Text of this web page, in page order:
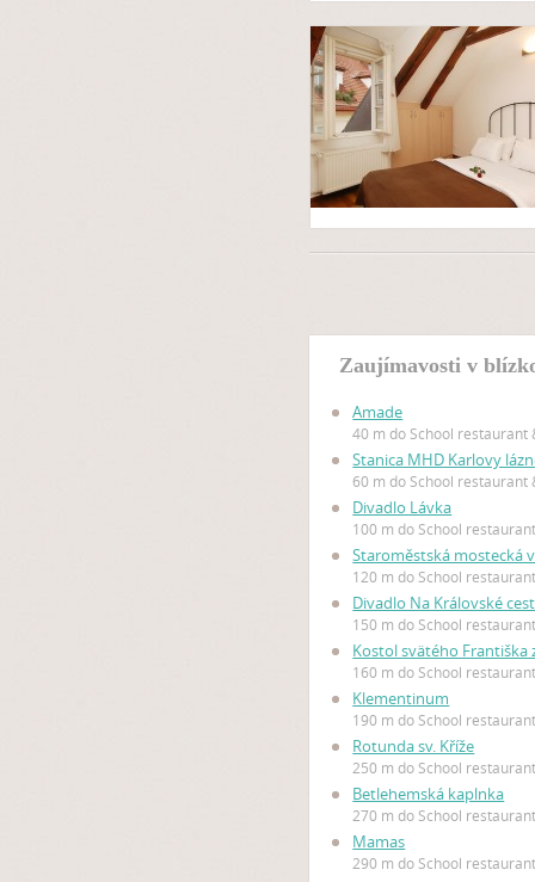
Zaujímavosti v
Amade
40 m do School restaurant
Stanica MHD Karlovy
60 m do School restaurant
Divadlo Lávka
100 m do School
Staroměstská mostecká
120 m do School
Divadlo Na Královské
150 m do School
Kostol svätého Františka
160 m do School
Klementinum
190 m do School
Rotunda sv. Kříže
250 m do School
Betlehemská kaplnka
270 m do School
Mamas
290 m do School